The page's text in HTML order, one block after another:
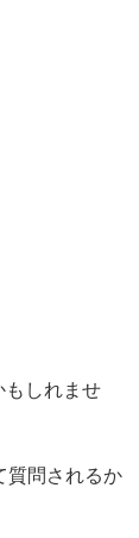
しれませ
質問されるか